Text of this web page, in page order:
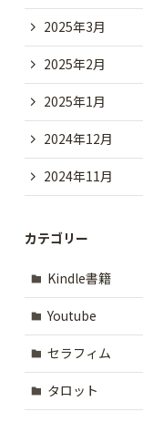
2025年3月
2025年2月
2025年1月
2024年12月
2024年11月
カテゴリー
Kindle書籍
Youtube
セラフィム
タロット